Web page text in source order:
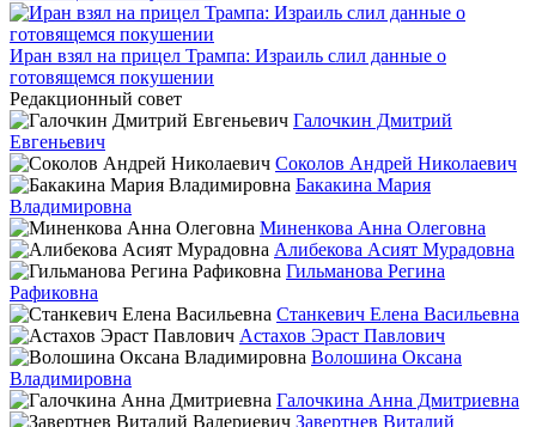
Иран взял на прицел Трампа: Израиль слил данные о
готовящемся покушении
Редакционный совет
Галочкин Дмитрий
Евгеньевич
Соколов Андрей Николаевич
Бакакина Мария
Владимировна
Миненкова Анна Олеговна
Алибекова Асият Мурадовна
Гильманова Регина
Рафиковна
Станкевич Елена Васильевна
Астахов Эраст Павлович
Волошина Оксана
Владимировна
Галочкина Анна Дмитриевна
Завертнев Виталий